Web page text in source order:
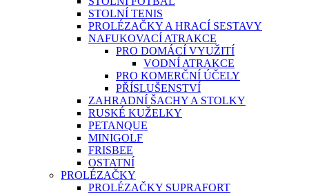
STOLNÍ TENIS
PROLÉZAČKY A HRACÍ SESTAVY
NAFUKOVACÍ ATRAKCE
PRO DOMÁCÍ VYUŽITÍ
VODNÍ ATRAKCE
PRO KOMERČNÍ ÚČELY
PŘÍSLUŠENSTVÍ
ZAHRADNÍ ŠACHY A STOLKY
RUSKÉ KUŽELKY
PETANQUE
MINIGOLF
FRISBEE
OSTATNÍ
PROLÉZAČKY
PROLÉZAČKY SUPRAFORT